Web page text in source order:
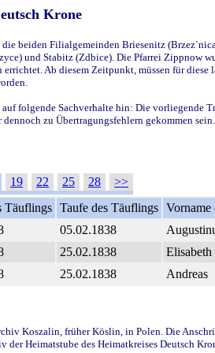
Krone
beiden Filialgemeinden Briesenitz
und Stabitz (Zdbice). Die Pfarrei
Ab diesem Zeitpunkt, müssen für
folgende Sachverhalte hin: Die vorliegende
zu Übertragungsfehlern gekommen
19 22 25 28
>>
Täuflings Taufe des Täuflings Vorname
05.02.1838
25.02.1838 Elisabeth
25.02.1838 Andreas
Koszalin, früher Köslin, in Polen. Die
Heimatstube des Heimatkreises Deutsch